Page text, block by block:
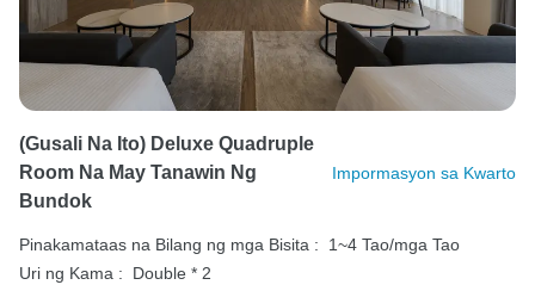
(Gusali Na Ito) Deluxe Quadruple
Room Na May Tanawin Ng
Bundok
Impormasyon sa Kwarto
Pinakamataas na Bilang ng mga Bisita :
1~4 Tao/mga Tao
Uri ng Kama :
Double * 2